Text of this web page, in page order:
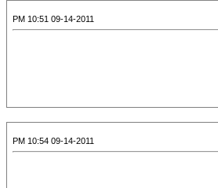
09-14-2011 10:51 PM
09-14-2011 10:54 PM